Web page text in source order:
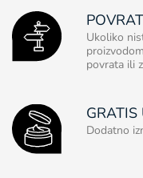
Ukoliko
povrata ili
GRATIS
Dodatno